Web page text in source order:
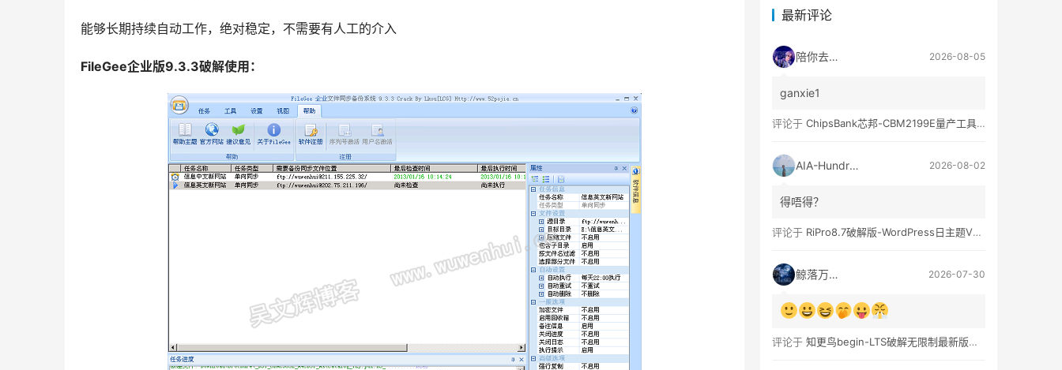
能够长期持续自动工作，绝对稳定，不需要有人工的介入
FileGee企业版9.3.3破解使用：
最新评论
陪你去流浪 2026-08-05
ganxie1
评论于 ChipsBank芯邦-CBM2199E量产工具亲测可用
AIA-Hundred 2026-08-02
得唔得？
评论于 RiPro8.7破解版-WordPress日主题V8.7完整无限制版下载
鲸落万物生 2026-07-30
评论于 知更鸟begin-LTS破解无限制最新版WordPress主题模板